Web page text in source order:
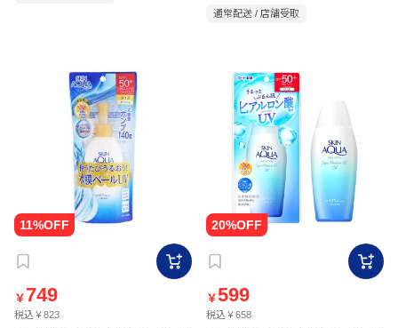
通常配送 / 店舗受取
￥ 749
税込￥823
￥599
税込￥658